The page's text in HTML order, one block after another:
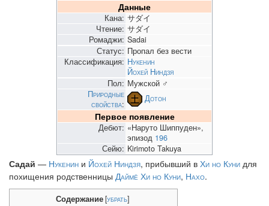
Данные
Кана: サダイ
Чтение: サダイ
Ромаджи: Sadai
Статус: Пропал без вести
Классификация: Нукенин
Йохей Ниндзя
Пол: Мужской ♂
Природные
свойства:
Дотон
Первое появление
Дебют: «Наруто Шиппуден»,
эпизод 196
Сейю: Kirimoto Takuya
Садай — Нукенин и Йохей Ниндзя, прибывший в Хи но Куни для
похищения родственницы Даймё Хи но Куни, Нахо.
Содержание[убрать]